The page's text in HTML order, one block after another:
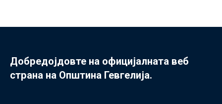
Добредојдовте на официјалната веб
страна на Општина Гевгелија.